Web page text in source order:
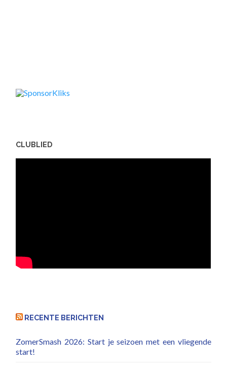
CLUBLIED
RECENTE BERICHTEN
ZomerSmash 2026: Start je seizoen met een vliegende
start!